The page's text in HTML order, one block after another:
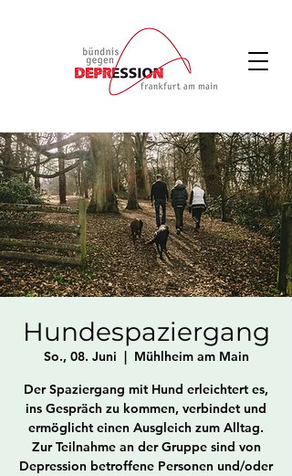
Hundespaziergang
So., 08. Juni
  |
Mühlheim am Main
Der Spaziergang mit Hund erleichtert es,
ins Gespräch zu kommen, verbindet und
ermöglicht einen Ausgleich zum Alltag.
Zur Teilnahme an der Gruppe sind von
Depression betroffene Personen und/oder